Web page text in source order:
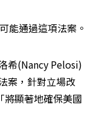
能通過這項法案。
希(Nancy Pelosi)
案，針對立場改
將顯著地確保美國